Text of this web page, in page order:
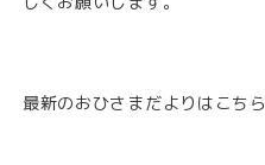
最新のおひさまだよりはこちら